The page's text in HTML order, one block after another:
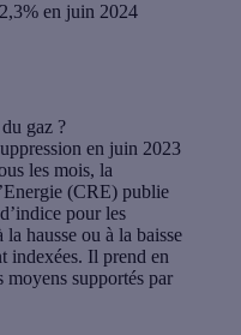
en juin 2024
gaz ?
en juin 2023
les mois, la
(CRE) publie
pour les
hausse ou à la baisse
indexées. Il prend en
moyens supportés par